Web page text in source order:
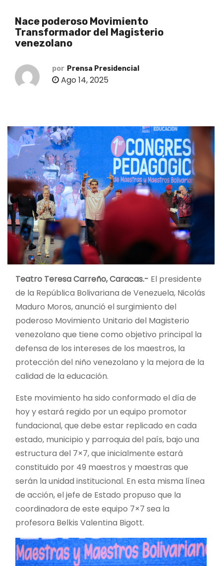
Nace poderoso Movimiento
Transformador del Magisterio
venezolano
por Prensa Presidencial
Ago 14, 2025
Teatro Teresa Carreño, Caracas.- El presidente
de la República Bolivariana de Venezuela, Nicolás
Maduro Moros, anunció el surgimiento del
poderoso Movimiento Unitario del Magisterio
venezolano que tiene como objetivo principal la
defensa de los intereses de los maestros, la
protección del niño venezolano y la mejora de la
calidad de la educación.
Este movimiento ha sido conformado el día de
hoy y estará regido por un equipo promotor
fundacional, que debe estar replicado en cada
estado, municipio y parroquia del país, bajo una
estructura del 7×7, que inicialmente estará
constituido por 49 maestros y maestras que
serán la unidad institucional. En esta misma línea
de acción, el jefe de Estado propuso que la
coordinadora de este equipo 7×7 sea la
profesora Belkis Valentina Bigott.